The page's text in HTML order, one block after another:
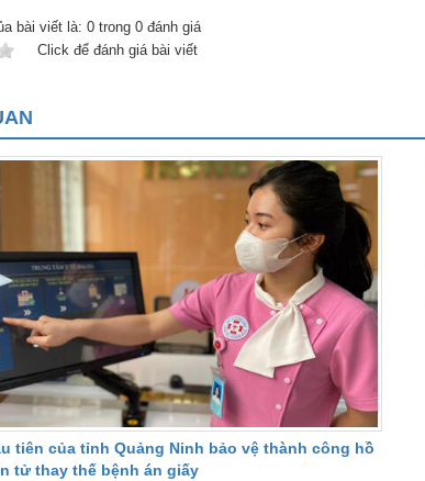
bài viết là: 0 trong 0 đánh giá
Click để đánh giá bài viết
tiên của tỉnh Quảng Ninh bảo vệ thành công hồ
tử thay thế bệnh án giấy